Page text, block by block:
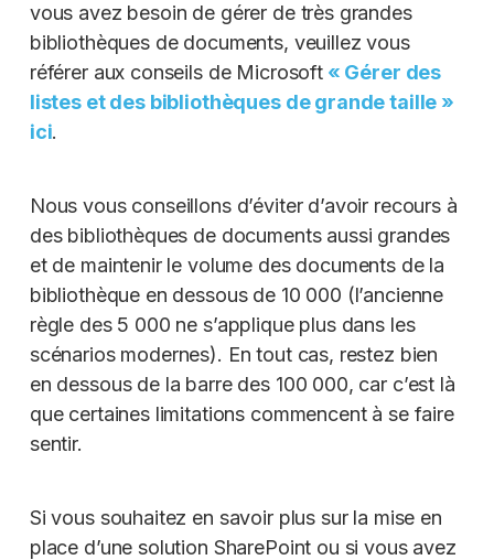
vous avez besoin de gérer de très grandes
bibliothèques de documents, veuillez vous
référer aux conseils de Microsoft « Gérer des
listes et des bibliothèques de grande taille »
ici.
Nous vous conseillons d’éviter d’avoir recours à
des bibliothèques de documents aussi grandes
et de maintenir le volume des documents de la
bibliothèque en dessous de 10 000 (l’ancienne
règle des 5 000 ne s’applique plus dans les
scénarios modernes). En tout cas, restez bien
en dessous de la barre des 100 000, car c’est là
que certaines limitations commencent à se faire
sentir.
Si vous souhaitez en savoir plus sur la mise en
place d’une solution SharePoint ou si vous avez